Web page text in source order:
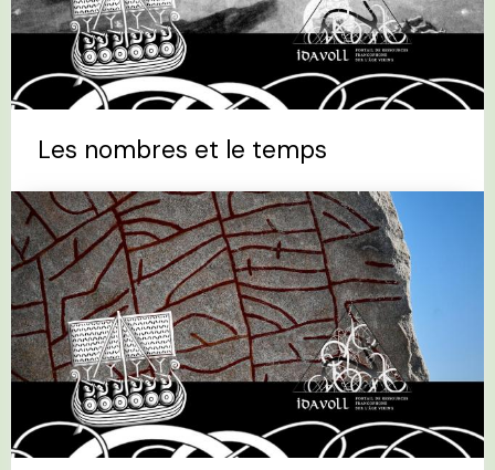
Les nombres et le temps